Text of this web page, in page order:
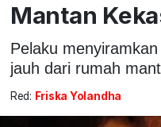
Mantan
Pelaku
jauh dari rumah
Red: Friska Yolandha